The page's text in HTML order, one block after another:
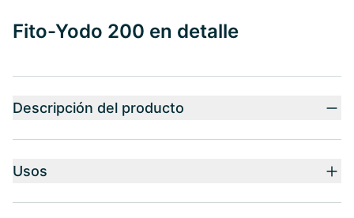
Fito-Yodo 200 en detalle
Descripción del producto
Usos